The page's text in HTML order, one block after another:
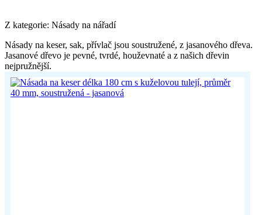
Z kategorie: Násady na nářadí
Násady na keser, sak, přívlač jsou soustružené, z jasanového dřeva.
Jasanové dřevo je pevné, tvrdé, houževnaté a z našich dřevin
nejpružnější.